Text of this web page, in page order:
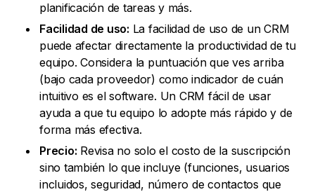
planificación de tareas y más.
Facilidad de uso: La facilidad de uso de un CRM
puede afectar directamente la productividad de tu
equipo. Considera la puntuación que ves arriba
(bajo cada proveedor) como indicador de cuán
intuitivo es el software. Un CRM fácil de usar
ayuda a que tu equipo lo adopte más rápido y de
forma más efectiva.
Precio: Revisa no solo el costo de la suscripción
sino también lo que incluye (funciones, usuarios
incluidos, seguridad, número de contactos que